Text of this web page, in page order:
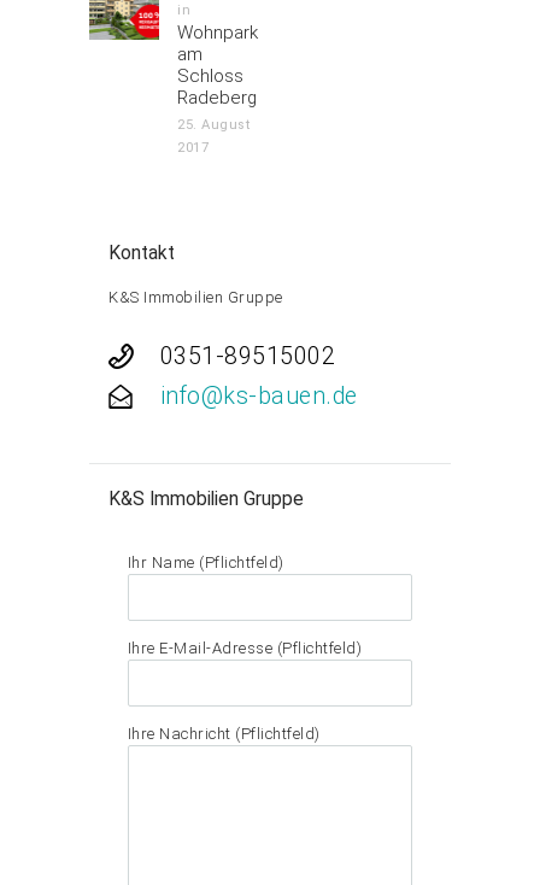
in
post:
Wohnpark
am
Schloss
Radeberg
25. August
2017
Kontakt
K&S Immobilien Gruppe
0351-89515002
info@ks-bauen.de
K&S Immobilien Gruppe
Ihr Name (Pflichtfeld)
Ihre E-Mail-Adresse (Pflichtfeld)
Ihre Nachricht (Pflichtfeld)